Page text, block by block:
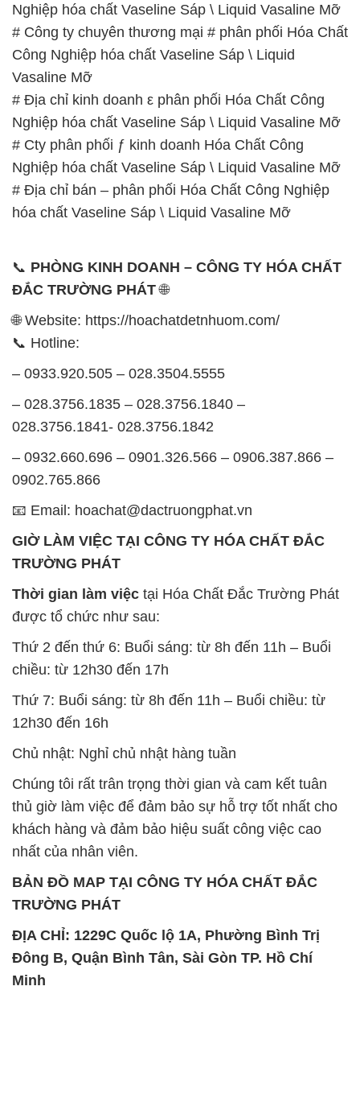
Nghiệp hóa chất Vaseline Sáp \ Liquid Vasaline Mỡ
# Công ty chuyên thương mại # phân phối Hóa Chất
Công Nghiệp hóa chất Vaseline Sáp \ Liquid
Vasaline Mỡ
# Địa chỉ kinh doanh ε phân phối Hóa Chất Công
Nghiệp hóa chất Vaseline Sáp \ Liquid Vasaline Mỡ
# Cty phân phối ƒ kinh doanh Hóa Chất Công
Nghiệp hóa chất Vaseline Sáp \ Liquid Vasaline Mỡ
# Địa chỉ bán – phân phối Hóa Chất Công Nghiệp
hóa chất Vaseline Sáp \ Liquid Vasaline Mỡ
📞 PHÒNG KINH DOANH – CÔNG TY HÓA CHẤT
ĐẮC TRƯỜNG PHÁT🌐
🌐 Website: https://hoachatdetnhuom.com/
📞 Hotline:
– 0933.920.505 – 028.3504.5555
– 028.3756.1835 – 028.3756.1840 –
028.3756.1841- 028.3756.1842
– 0932.660.696 – 0901.326.566 – 0906.387.866 –
0902.765.866
📧 Email: hoachat@dactruongphat.vn
GIỜ LÀM VIỆC TẠI CÔNG TY HÓA CHẤT ĐẮC
TRƯỜNG PHÁT
Thời gian làm việc tại Hóa Chất Đắc Trường Phát
được tổ chức như sau:
Thứ 2 đến thứ 6: Buổi sáng: từ 8h đến 11h – Buổi
chiều: từ 12h30 đến 17h
Thứ 7: Buổi sáng: từ 8h đến 11h – Buổi chiều: từ
12h30 đến 16h
Chủ nhật: Nghỉ chủ nhật hàng tuần
Chúng tôi rất trân trọng thời gian và cam kết tuân
thủ giờ làm việc để đảm bảo sự hỗ trợ tốt nhất cho
khách hàng và đảm bảo hiệu suất công việc cao
nhất của nhân viên.
BẢN ĐỒ MAP TẠI CÔNG TY HÓA CHẤT ĐẮC
TRƯỜNG PHÁT
ĐỊA CHỈ: 1229C Quốc lộ 1A, Phường Bình Trị
Đông B, Quận Bình Tân, Sài Gòn TP. Hồ Chí
Minh